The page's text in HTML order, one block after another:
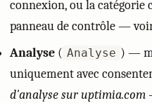
connexion, ou la catégorie
panneau de contrôle —
Analyse ( Analyse ) —
uniquement avec
d'analyse sur